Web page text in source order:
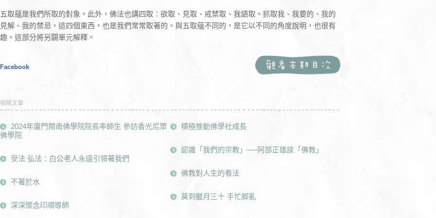
五取蘊是我們所取的對象。此外，佛法也講四取：欲取、見取、戒禁取、我語取。抓取我、我要的、我的
見解、我的禁忌，這四個東西，也是我們常常取著的。與五取蘊不同的，是它以不同的角度說明，也很有
趣。這部分將另闢單元解釋。
Facebook
相關文章
2024年廈門閩南佛學院院長率師生 參訪香光尼眾
佛學院
受法 弘法：白公老人永遠引領著我們
不著於水
深深懷念印順導師
積極推動佛學社成長
認識「我們的宗教」──阿部正雄談「佛教」
佛教對人生的看法
莫到臘月三十 手忙脚亂